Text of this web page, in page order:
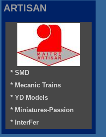
ARTISAN
* SMD
* Mecanic Trains
* YD Models
* Miniatures-Passion
* InterFer